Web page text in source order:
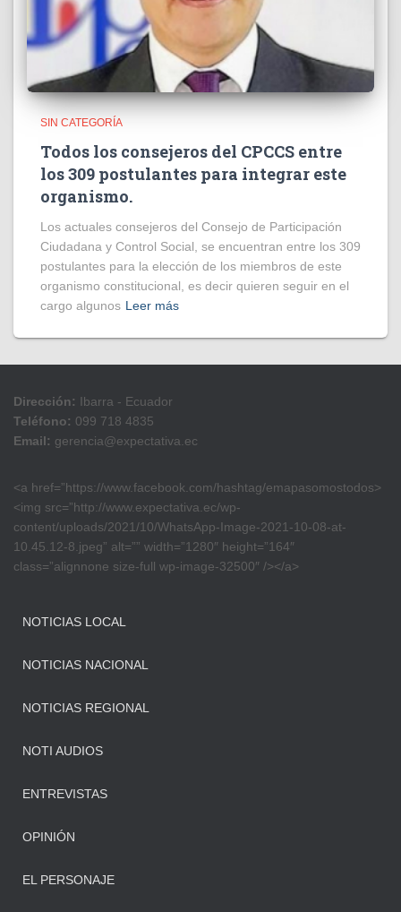
SIN CATEGORÍA
Todos los consejeros del CPCCS entre
los 309 postulantes para integrar este
organismo.
Los actuales consejeros del Consejo de Participación
Ciudadana y Control Social, se encuentran entre los 309
postulantes para la elección de los miembros de este
organismo constitucional, es decir quieren seguir en el
cargo algunos Leer más
Dirección: Ibarra - Ecuador
Teléfono: 099 718 4835
Email: gerencia@expectativa.ec
<a href=”https://www.facebook.com/hashtag/emapasomostodos>
<img src=”http://www.expectativa.ec/wp-
content/uploads/2021/10/WhatsApp-Image-2021-10-08-at-
10.45.12-8.jpeg” alt=”” width=”1280″ height=”164″
class=”alignnone size-full wp-image-32500″ /></a>
NOTICIAS LOCAL
NOTICIAS NACIONAL
NOTICIAS REGIONAL
NOTI AUDIOS
ENTREVISTAS
OPINIÓN
EL PERSONAJE